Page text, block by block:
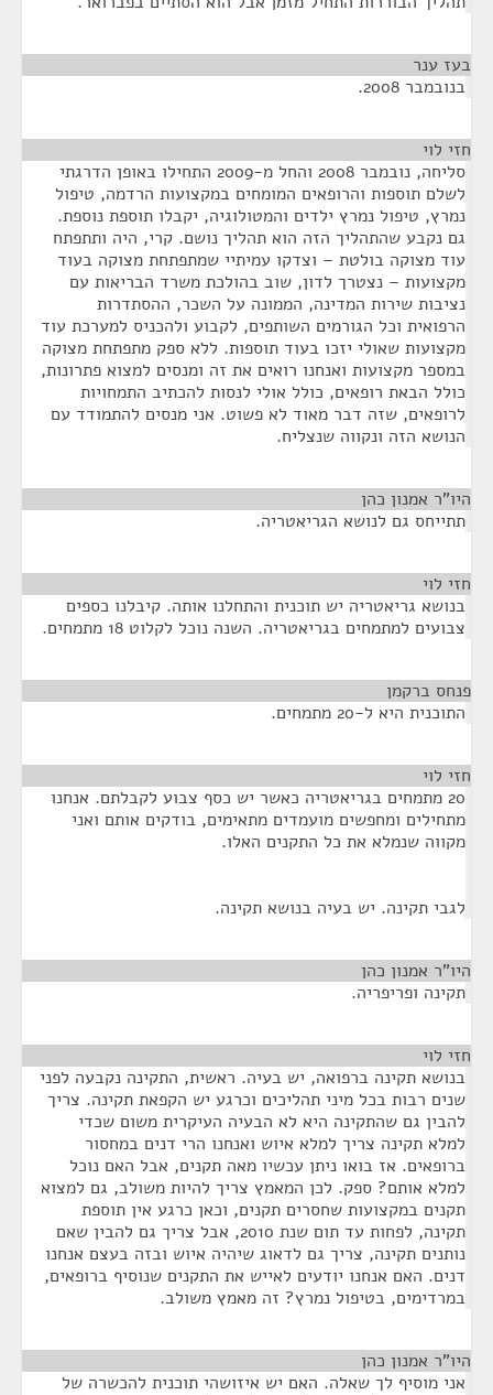
בעז ענר
בנובמבר 2008.
חזי לוי
סליחה, נובמבר 2008 והחל מ-2009 התחילו באופן הדרגתי
לשלם תוספות והרופאים המומחים במקצועות הרדמה, טיפול
נמרץ, טיפול נמרץ ילדים והמטולוגיה, יקבלו תוספת נוספת.
גם נקבע שהתהליך הזה הוא תהליך נושם. קרי, היה ותתפתח
עוד מצוקה בולטת – וצדקו עמיתיי שמתפתחת מצוקה בעוד
מקצועות – נצטרך לדון, שוב בהולכת משרד הבריאות עם
נציבות שירות המדינה, הממונה על השכר, ההסתדרות
הרפואית וכל הגורמים השותפים, לקבוע ולהכניס למערכת עוד
מקצועות שאולי יזכו בעוד תוספות. ללא ספק מתפתחת מצוקה
במספר מקצועות ואנחנו רואים את זה ומנסים למצוא פתרונות,
כולל הבאת רופאים, כולל אולי לנסות להכתיב התמחויות
לרופאים, שזה דבר מאוד לא פשוט. אני מנסים להתמודד עם
הנושא הזה ונקווה שנצליח.
היו"ר אמנון כהן
תתייחס גם לנושא הגריאטריה.
חזי לוי
בנושא גריאטריה יש תוכנית והתחלנו אותה. קיבלנו כספים
צבועים למתמחים בגריאטריה. השנה נוכל לקלוט 18 מתמחים.
פנחס ברקמן
התוכנית היא ל-20 מתמחים.
חזי לוי
20 מתמחים בגריאטריה כאשר יש כסף צבוע לקבלתם. אנחנו
מתחילים ומחפשים מועמדים מתאימים, בודקים אותם ואני
מקווה שנמלא את כל התקנים האלו.
לגבי תקינה. יש בעיה בנושא תקינה.
היו"ר אמנון כהן
תקינה ופריפריה.
חזי לוי
בנושא תקינה ברפואה, יש בעיה. ראשית, התקינה נקבעה לפני
שנים רבות בכל מיני תהליכים וכרגע יש הקפאת תקינה. צריך
להבין גם שהתקינה היא לא הבעיה העיקרית משום שכדי
למלא תקינה צריך למלא איוש ואנחנו הרי דנים במחסור
ברופאים. אז בואו ניתן עכשיו מאה תקנים, אבל האם נוכל
למלא אותם? ספק. לכן המאמץ צריך להיות משולב, גם למצוא
תקנים במקצועות שחסרים תקנים, וכאן כרגע אין תוספת
תקינה, לפחות עד תום שנת 2010, אבל צריך גם להבין שאם
נותנים תקינה, צריך גם לדאוג שיהיה איוש ובזה בעצם אנחנו
דנים. האם אנחנו יודעים לאייש את התקנים שנוסיף ברופאים,
במרדימים, בטיפול נמרץ? זה מאמץ משולב.
היו"ר אמנון כהן
אני מוסיף לך שאלה. האם יש איזושהי תוכנית להכשרה של